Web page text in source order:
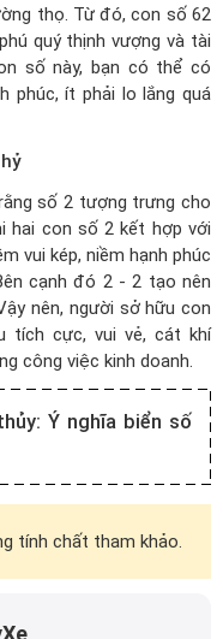
thọ. Từ đó, con số 62
quý thịnh vượng và tài
số này, bạn có thể có
phúc, ít phải lo lắng quá
số 2 tượng trưng cho
hai con số 2 kết hợp với
vui kép, niềm hạnh phúc
cạnh đó 2 - 2 tạo nên
nên, người sở hữu con
tích cực, vui vẻ, cát khí
công việc kinh doanh.
Ý nghĩa biển số
tính chất tham khảo.